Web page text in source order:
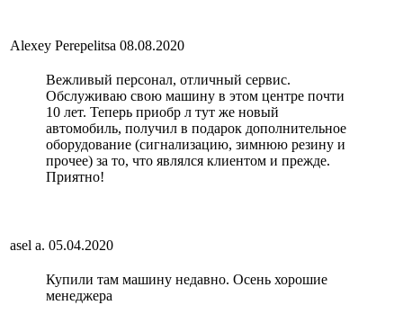
Alexey Perepelitsa 08.08.2020
Вежливый персонал, отличный сервис.
Обслуживаю свою машину в этом центре почти
10 лет. Теперь приобр л тут же новый
автомобиль, получил в подарок дополнительное
оборудование (сигнализацию, зимнюю резину и
прочее) за то, что являлся клиентом и прежде.
Приятно!
asel a. 05.04.2020
Купили там машину недавно. Осень хорошие
менеджера